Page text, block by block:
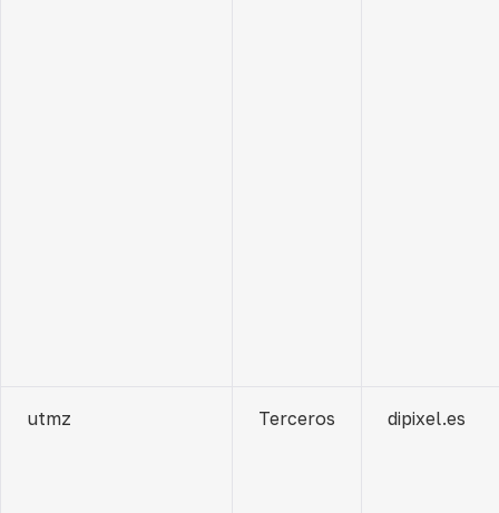
utmz Terceros dipixel.es